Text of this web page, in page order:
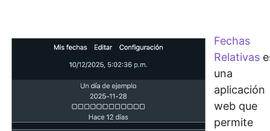
Fechas
Relativas
una
aplicación
web que
permite